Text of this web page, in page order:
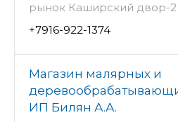
рынок Каширский двор-2
+7916-922-1374
Магазин малярных и
ИП Билян А.А.